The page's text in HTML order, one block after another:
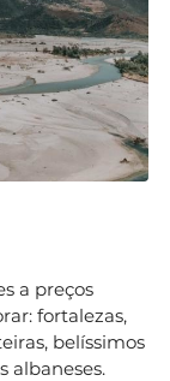
a preços
fortalezas,
belíssimos
albaneses.